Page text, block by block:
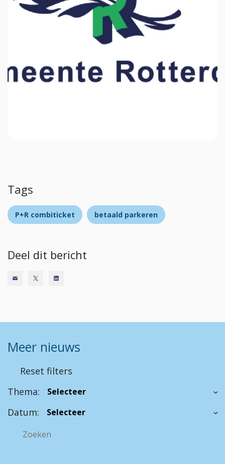
Tags
P+R combiticket betaald parkeren
Deel dit bericht
Meer nieuws
Reset filters
Thema:
Datum: